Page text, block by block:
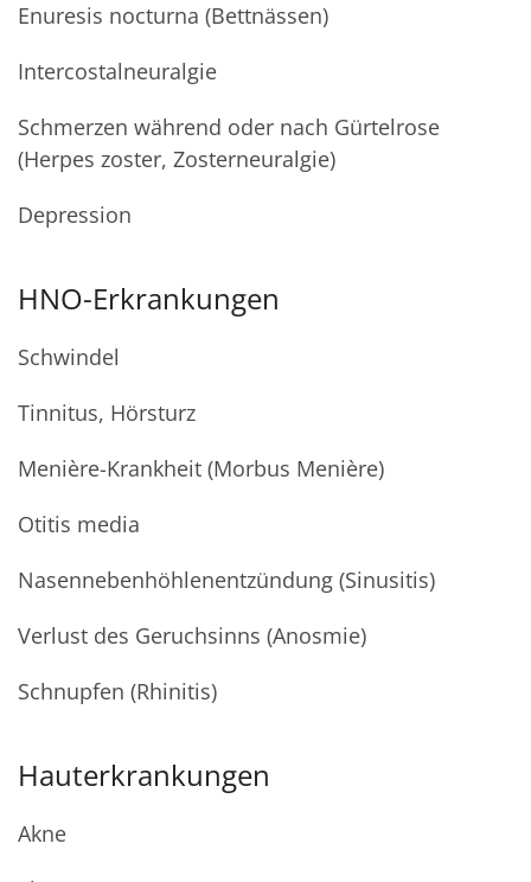
Enuresis nocturna (Bettnässen)
Intercostalneuralgie
Schmerzen während oder nach Gürtelrose
(Herpes zoster, Zosterneuralgie)
Depression
HNO-Erkrankungen
Schwindel
Tinnitus, Hörsturz
Menière-Krankheit (Morbus Menière)
Otitis media
Nasennebenhöhlenentzündung (Sinusitis)
Verlust des Geruchsinns (Anosmie)
Schnupfen (Rhinitis)
Hauterkrankungen
Akne